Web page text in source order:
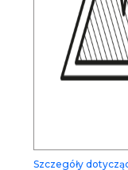
Szczegóły